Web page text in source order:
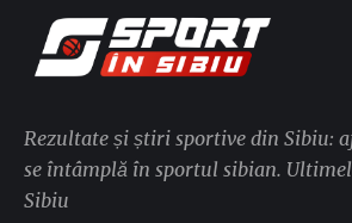
Rezultate și știri sportive din Sibiu:
se întâmplă în sportul sibian.
Sibiu